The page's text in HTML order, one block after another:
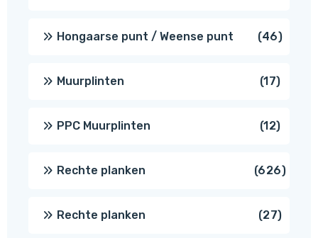
Hongaarse punt / Weense punt 4646
Muurplinten 1717
PPC Muurplinten 1212
Rechte planken 626626
Rechte planken 2727